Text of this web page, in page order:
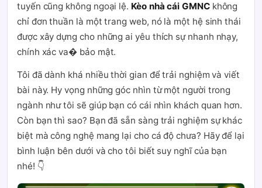
tuyến cũng không ngoại lệ. Kèo nhà cái GMNCkhông
chỉ đơn thuần là một trang web, nó là một hệ sinh thái
được xây dựng cho những ai yêu thích sự nhanh nhạy,
chính xác va�̀ bảo mật.
Tôi đã dành khá nhiều thời gian để trải nghiệm và viết
bài này. Hy vọng những góc nhìn từ một người trong
ngành như tôi sẽ giúp bạn có cái nhìn khách quan hơn.
Còn bạn thì sao? Bạn đã sẵn sàng trải nghiệm sự khác
biệt mà công nghệ mang lại cho cá độ chưa? Hãy để lại
bình luận bên dưới và cho tôi biết suy nghĩ của bạn
nhé! 👇